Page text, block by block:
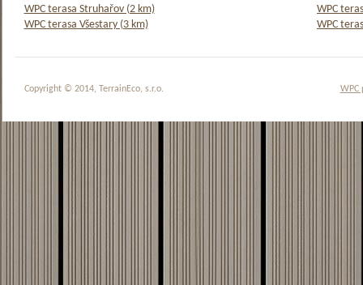
WPC terasa Struhařov (2 km)
WPC
WPC terasa Všestary (3 km)
WPC
WPC
Copyright © 2014, TerrainEco, s.r.o.